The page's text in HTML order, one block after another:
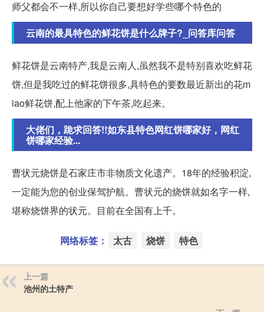
师父都会不一样,所以你自己要想好学些哪个特色的
云南的最具特色的鲜花饼是什么牌子?_问答库问答
鲜花饼是云南特产,我是云南人,虽然我不是特别喜欢吃鲜花
饼,但是我吃过的鲜花饼很多,具特色的要数最近新出的花m
iao鲜花饼,配上他家的下午茶,吃起来。
大佬们，跪求回答!!如东县特色网红饼哪家好，网红
饼哪家经验...
曹状元烧饼是石家庄市非物质文化遗产。18年的经验积淀,
一定能为您的创业保驾护航。曹状元的烧饼就如名字一样,
堪称烧饼界的状元。目前在全国有上千。
网络标签： 太古 烧饼 特色
上一篇
池州的土特产